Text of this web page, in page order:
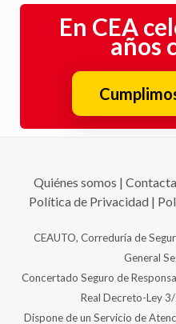
En CEA
años
Política de Privacidad|
General
Concertado Seguro de
Real Decreto-Ley
Dispone de un Servicio de